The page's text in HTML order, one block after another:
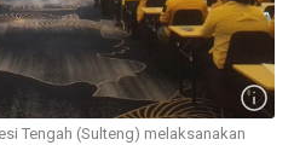
Tengah (Sulteng) melaksanakan